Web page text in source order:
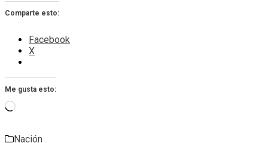
Comparte esto:
Facebook
X
Me gusta esto:
Cargando...
Nación